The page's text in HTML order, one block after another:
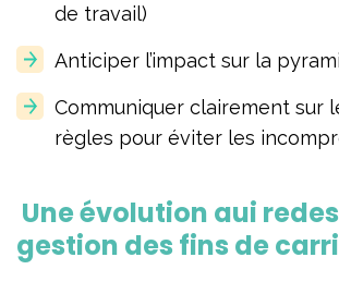
de travail)
Anticiper l’impact sur la
Communiquer clairement sur
règles pour éviter les
Une évolution qui
gestion des fins de